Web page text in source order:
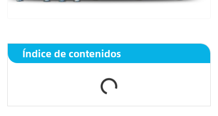
Índice de contenidos